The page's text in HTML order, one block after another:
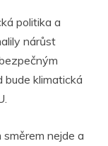
politika a
nárůst
bude klimatická
nejde a